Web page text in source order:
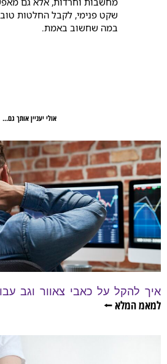
שקט פנימי, לקבל החלטות
במה שחשוב באמת.
אולי יעניין אותך גם...
איך להקל על כאבי צאוור וגב
למאמ המלא ⭠